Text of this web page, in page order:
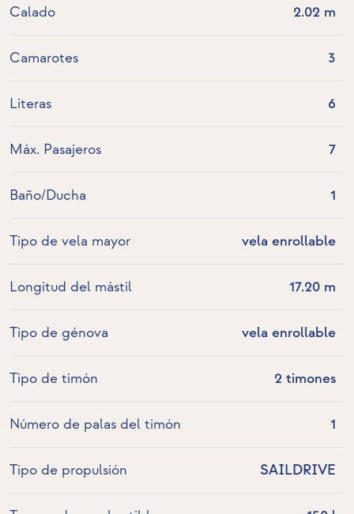
Calado 2.02 m
Camarotes 3
Literas 6
Máx. Pasajeros 7
Baño/Ducha 1
Tipo de vela mayor vela enrollable
Longitud del mástil 17.20 m
Tipo de génova vela enrollable
Tipo de timón 2 timones
Número de palas del timón 1
Tipo de propulsión SAILDRIVE